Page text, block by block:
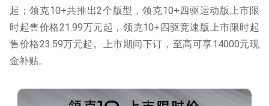
起；领克10+共推出2个版型，领克10+四驱运动版上市限
时起售价格21.99万元起，领克10+四驱竞速版上市限时起
售价格23.59万元起。上市期间下订，至高可享14000元现
金补贴。